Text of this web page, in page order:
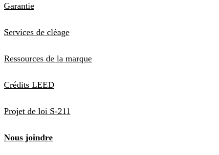
Garantie
Services de cléage
Ressources de la marque
Crédits LEED
Projet de loi S-211
Nous joindre